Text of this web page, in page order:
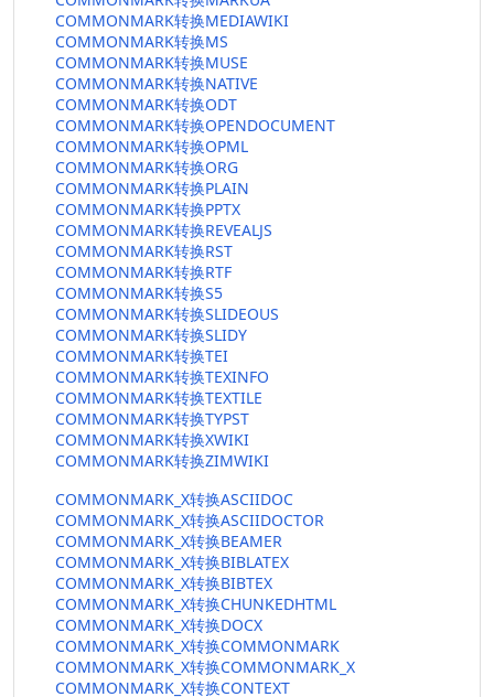
COMMONMARK转换MEDIAWIKI
COMMONMARK转换MS
COMMONMARK转换MUSE
COMMONMARK转换NATIVE
COMMONMARK转换ODT
COMMONMARK转换OPENDOCUMENT
COMMONMARK转换OPML
COMMONMARK转换ORG
COMMONMARK转换PLAIN
COMMONMARK转换PPTX
COMMONMARK转换REVEALJS
COMMONMARK转换RST
COMMONMARK转换RTF
COMMONMARK转换S5
COMMONMARK转换SLIDEOUS
COMMONMARK转换SLIDY
COMMONMARK转换TEI
COMMONMARK转换TEXINFO
COMMONMARK转换TEXTILE
COMMONMARK转换TYPST
COMMONMARK转换XWIKI
COMMONMARK转换ZIMWIKI
COMMONMARK_X转换ASCIIDOC
COMMONMARK_X转换ASCIIDOCTOR
COMMONMARK_X转换BEAMER
COMMONMARK_X转换BIBLATEX
COMMONMARK_X转换BIBTEX
COMMONMARK_X转换CHUNKEDHTML
COMMONMARK_X转换DOCX
COMMONMARK_X转换COMMONMARK
COMMONMARK_X转换COMMONMARK_X
COMMONMARK_X转换CONTEXT